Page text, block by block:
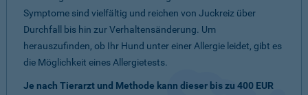
Symptome sind vielfältig und reichen von Juckreiz über
Durchfall bis hin zur Verhaltensänderung. Um
herauszufinden, ob Ihr Hund unter einer Allergie leidet, gibt es
die Möglichkeit eines Allergietests.
Je nach Tierarzt und Methode kann dieser bis zu 400 EUR